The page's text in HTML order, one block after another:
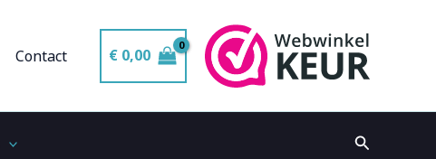
Contact € 0,00
Zoeken